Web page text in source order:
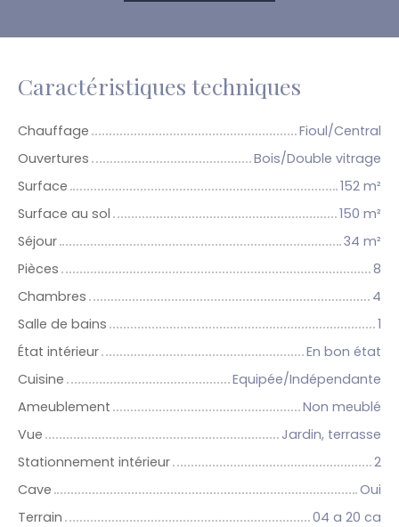
Caractéristiques techniques
Chauffage
Fioul/Central
Ouvertures
Bois/Double vitrage
Surface
152 m²
Surface au sol
150 m²
Séjour
34 m²
Pièces
8
Chambres
4
Salle de bains
1
État intérieur
En bon état
Cuisine
Equipée/Indépendante
Ameublement
Non meublé
Vue
Jardin, terrasse
Stationnement intérieur
2
Cave
Oui
Terrain
04 a 20 ca